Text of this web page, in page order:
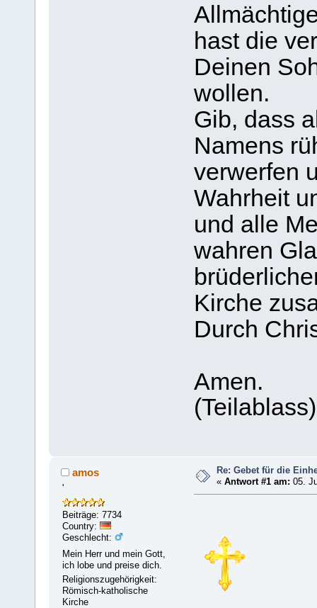
hast die
Deinen
wollen.
Gib, dass
Namens
verwerfen
Wahrheit
und alle
wahren
Kirche
Durch
Amen.
(Teilablass)
amos
'
Beiträge: 7734
Country:
Geschlecht:
Mein Herr und mein Gott,
ich lobe und preise dich.
Religionszugehörigkeit:
Römisch-katholische
Kirche
Re: Gebet für die
«Antwort #1 am: 05.